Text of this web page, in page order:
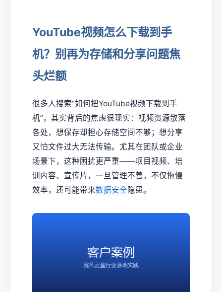
YouTube视频怎么下载到手
机？别再为存储和分享问题焦
头烂额
很多人搜索“如何把YouTube视频下载到手
机”，其实背后的焦虑很现实：视频资源散落
各处，想保存却担心存储空间不够；想分享
又怕文件过大无法传输。尤其在团队或企业
场景下，这种困扰更严重——项目视频、培
训内容、宣传片，一旦管理不善，不仅拖慢
效率，还可能带来数据安全 隐患。